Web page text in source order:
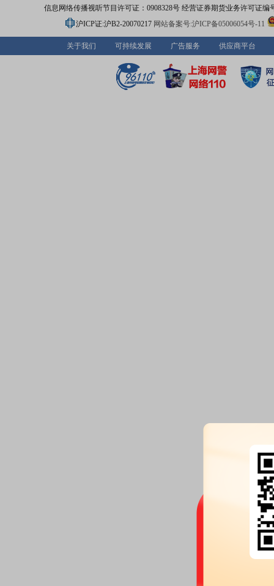
信息网络传播视听节目许可证：0908328号 经营证券期货业务许可证编
沪ICP证:沪B2-20070217 网站备案号:沪ICP备05006054号-11
关于我们 可持续发展 广告服务 供应商平台